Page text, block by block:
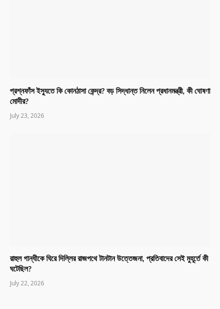
প্রশ্নফাঁস ইস্যুতে কি কোনঠাসা কেন্দ্র? বড় সিদ্ধান্ত নিলেন প্রধানমন্ত্রী, কী ঘোষণা
মোদীর?
July 23, 2026
রাহুল গান্ধীকে ঘিরে দিল্লির রাজপথে টানটান উত্তেজনা, প্রতিবাদের সেই মুহূর্তে কী
ঘটেছিল?
July 22, 2026